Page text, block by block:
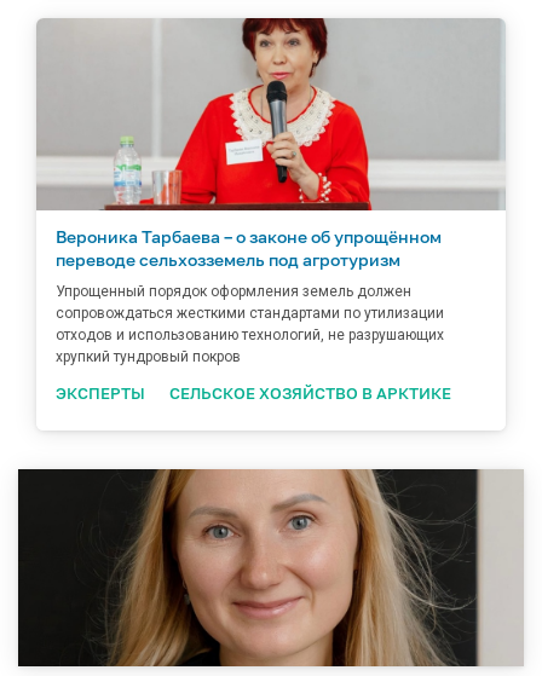
Вероника Тарбаева – о законе об упрощённом
переводе сельхозземель под агротуризм
Упрощенный порядок оформления земель должен
сопровождаться жесткими стандартами по утилизации
отходов и использованию технологий, не разрушающих
хрупкий тундровый покров
ЭКСПЕРТЫ СЕЛЬСКОЕ ХОЗЯЙСТВО В АРКТИКЕ